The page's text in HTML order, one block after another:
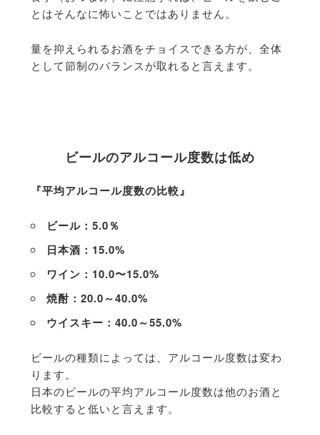
とはそんなに怖いことではありません。
量を抑えられるお酒をチョイスできる方が、全体
として節制のバランスが取れると言えます。
ビールのアルコール度数は低め
『平均アルコール度数の比較』
ビール：5.0％
日本酒：15.0%
ワイン：10.0〜15.0%
焼酎：20.0～40.0%
ウイスキー：40.0～55.0%
ビールの種類によっては、アルコール度数は変わ
ります。
日本のビールの平均アルコール度数は他のお酒と
比較すると低いと言えます。